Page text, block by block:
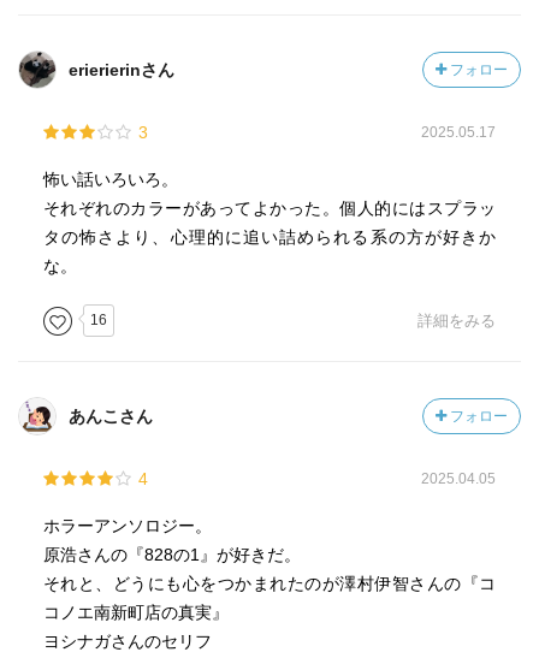
erierierinさん フォロー
3 2025.05.17
怖い話いろいろ。
それぞれのカラーがあってよかった。個人的にはスプラッ
タの怖さより、心理的に追い詰められる系の方が好きか
な。
16 詳細をみる
あんこさん フォロー
4 2025.04.05
ホラーアンソロジー。
原浩さんの『828の1』が好きだ。
それと、どうにも心をつかまれたのが澤村伊智さんの『コ
コノエ南新町店の真実』
ヨシナガさんのセリフ